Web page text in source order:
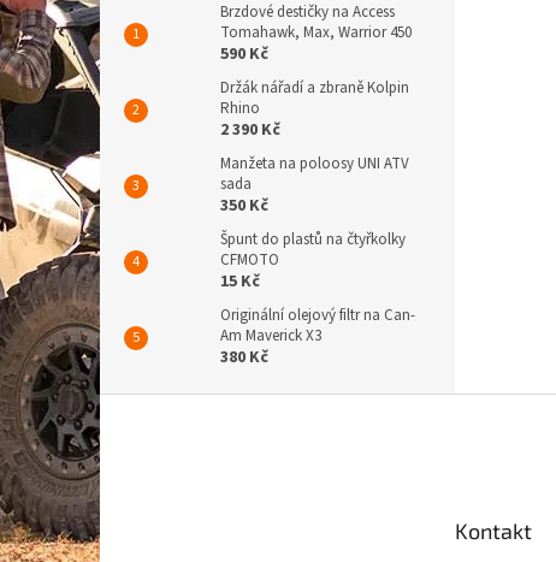
Brzdové destičky na Access
Tomahawk, Max, Warrior 450
590 Kč
Držák nářadí a zbraně Kolpin
Rhino
2 390 Kč
Manžeta na poloosy UNI ATV
sada
350 Kč
Špunt do plastů na čtyřkolky
CFMOTO
15 Kč
Originální olejový filtr na Can-
Am Maverick X3
380 Kč
Z
á
p
a
t
í
Kontakt